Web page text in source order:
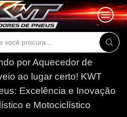
Search
por Aquecedor de
ao lugar certo! KWT
Excelência e Inovação
e Motociclístico